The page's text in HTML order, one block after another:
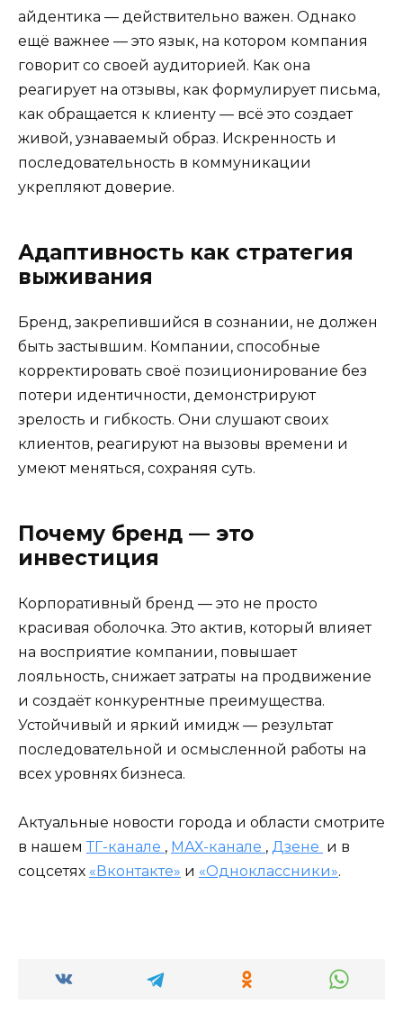
айдентика — действительно важен. Однако
ещё важнее — это язык, на котором компания
говорит со своей аудиторией. Как она
реагирует на отзывы, как формулирует письма,
как обращается к клиенту — всё это создает
живой, узнаваемый образ. Искренность и
последовательность в коммуникации
укрепляют доверие.
Адаптивность как стратегия
выживания
Бренд, закрепившийся в сознании, не должен
быть застывшим. Компании, способные
корректировать своё позиционирование без
потери идентичности, демонстрируют
зрелость и гибкость. Они слушают своих
клиентов, реагируют на вызовы времени и
умеют меняться, сохраняя суть.
Почему бренд — это
инвестиция
Корпоративный бренд — это не просто
красивая оболочка. Это актив, который влияет
на восприятие компании, повышает
лояльность, снижает затраты на продвижение
и создаёт конкурентные преимущества.
Устойчивый и яркий имидж — результат
последовательной и осмысленной работы на
всех уровнях бизнеса.
Актуальные новости города и области смотрите
в нашем ТГ-канале , МАХ-канале , Дзене и в
соцсетях «Вконтакте» и «Одноклассники».